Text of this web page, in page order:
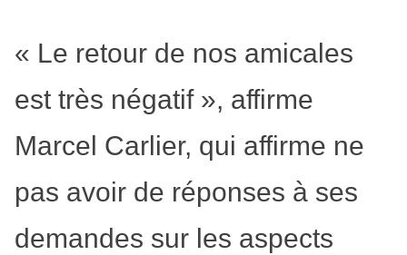
« Le retour de nos amicales
est très négatif », affirme
Marcel Carlier, qui affirme ne
pas avoir de réponses à ses
demandes sur les aspects